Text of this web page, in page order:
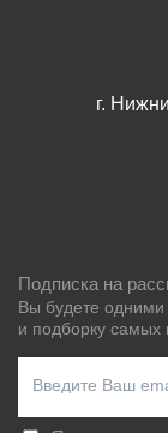
г.
Подписка на
Вы будете одними
и подборку самых